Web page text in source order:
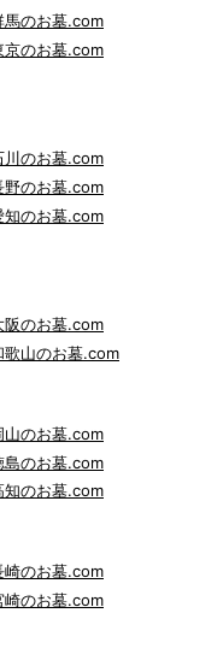
馬のお墓.com
京のお墓.com
川のお墓.com
野のお墓.com
知のお墓.com
阪のお墓.com
歌山のお墓.com
山のお墓.com
島のお墓.com
知のお墓.com
崎のお墓.com
崎のお墓.com